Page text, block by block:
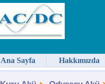
Ana Sayfa Hakkımızda